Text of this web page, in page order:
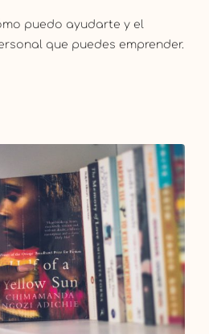
puedo ayudarte y el
que puedes emprender.